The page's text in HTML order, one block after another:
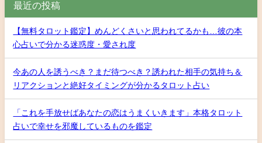
最近の投稿
【無料タロット鑑定】めんどくさいと思われてるかも…彼の本
心占いで分かる迷惑度・愛され度
今あの人を誘うべき？まだ待つべき？誘われた相手の気持ち＆
リアクションと絶好タイミングが分かるタロット占い
「これを手放せばあなたの恋はうまくいきます」本格タロット
占いで幸せを邪魔しているものを鑑定